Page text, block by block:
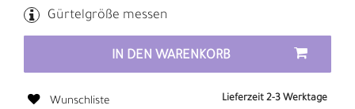
Gürtelgröße messen
IN DEN WARENKORB
Wunschliste Lieferzeit 2-3 Werktage